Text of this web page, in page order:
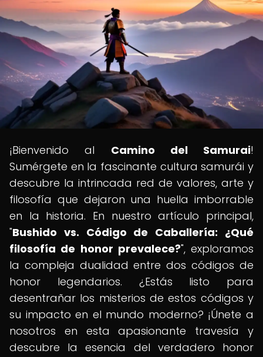
¡Bienvenido al Camino del Samurai!
Sumérgete en la fascinante cultura samurái y
descubre la intrincada red de valores, arte y
filosofía que dejaron una huella imborrable
en la historia. En nuestro artículo principal,
"Bushido vs. Código de Caballería: ¿Qué
filosofía de honor prevalece?", exploramos
la compleja dualidad entre dos códigos de
honor legendarios. ¿Estás listo para
desentrañar los misterios de estos códigos y
su impacto en el mundo moderno? ¡Únete a
nosotros en esta apasionante travesía y
descubre la esencia del verdadero honor